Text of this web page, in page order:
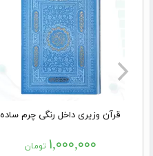
قرآن وزیری داخل رنگی چرم ساده
۱,۰۰۰,۰۰۰ تومان